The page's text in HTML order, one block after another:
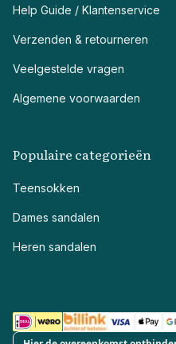
Help Guide / Klantenservice
Verzenden & retourneren
Veelgestelde vragen
Algemene voorwaarden
Populaire categorieën
Teensokken
Dames sandalen
Heren sandalen